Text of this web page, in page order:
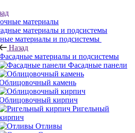
материалы
материалы и подсистемы
Назад
материалы и подсистемы
Фасадные панели
камень
кирпич
Ригельный
Отливы